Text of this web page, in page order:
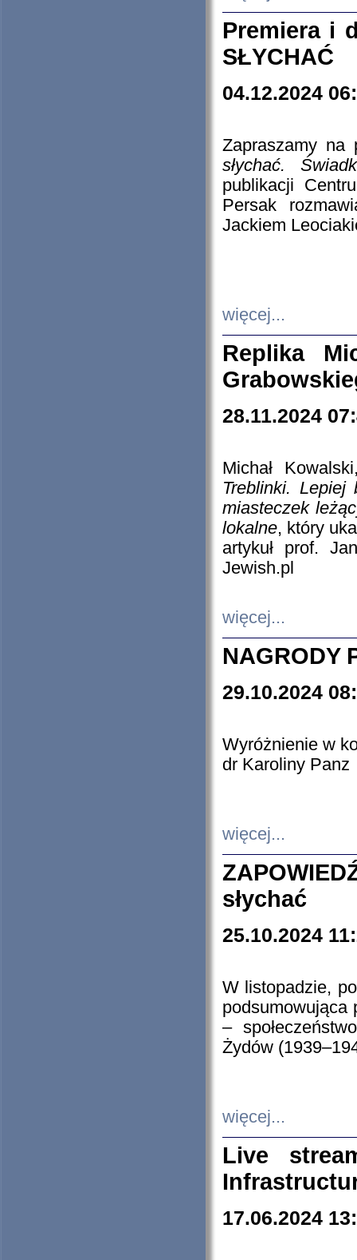
Premiera i
SŁYCHAĆ
04.12.2024
Zapraszamy
słychać.
publikacji
Persak
Jackiem
więcej...
Replika
28.11.2024
Michał
Treblinki. Lepiej
miasteczek
lokalne, który
artykuł prof.
Jewish.pl
więcej...
NAGRODY
29.10.2024
Wyróżnienie w
dr Karoliny Panz
więcej...
słychać
25.10.2024
W listopadzie,
podsumowująca
–
Żydów
więcej...
Live
17.06.2024